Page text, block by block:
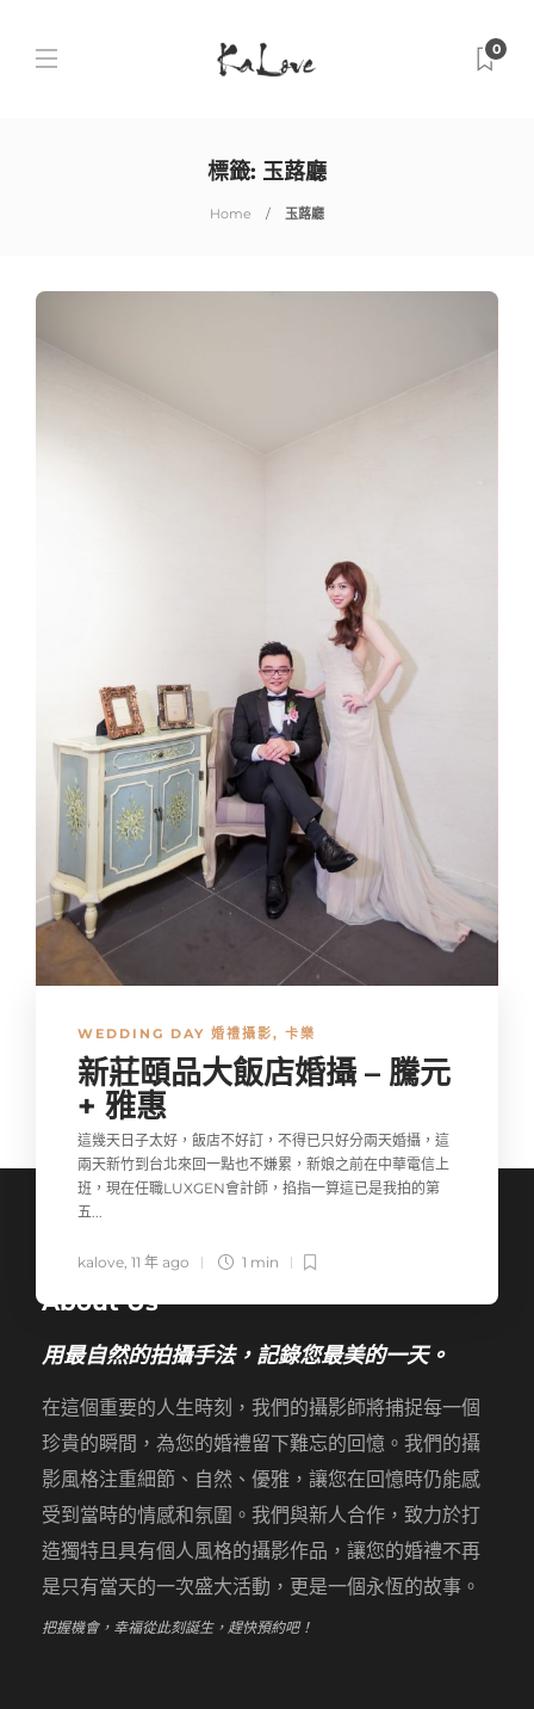
0
標籤: 玉蕗廳
Home 玉蕗廳
WEDDING DAY 婚禮攝影, 卡樂
新莊頤品大飯店婚攝 – 騰元
+ 雅惠
這幾天日子太好，飯店不好訂，不得已只好分兩天婚攝，這
兩天新竹到台北來回一點也不嫌累，新娘之前在中華電信上
班，現在任職LUXGEN會計師，掐指一算這已是我拍的第
五...
kalove, 11 年 ago 1 min
About Us
用最自然的拍攝手法，記錄您最美的一天。
在這個重要的人生時刻，我們的攝影師將捕捉每一個
珍貴的瞬間，為您的婚禮留下難忘的回憶。我們的攝
影風格注重細節、自然、優雅，讓您在回憶時仍能感
受到當時的情感和氛圍。我們與新人合作，致力於打
造獨特且具有個人風格的攝影作品，讓您的婚禮不再
是只有當天的一次盛大活動，更是一個永恆的故事。
把握機會，幸福從此刻誕生，趕快預約吧！